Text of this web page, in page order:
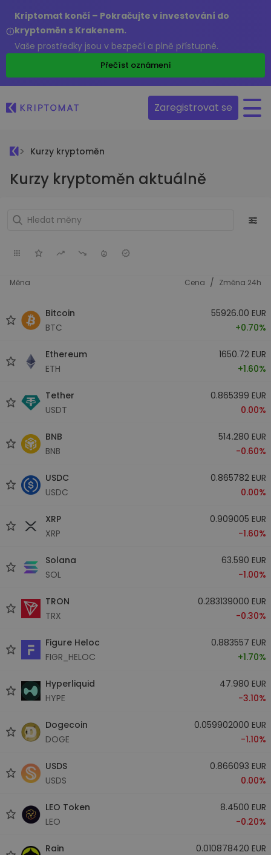
Kriptomat končí – Pokračujte v investování do
kryptoměn s Krakenem.
Vaše prostředky jsou v bezpečí a plně přístupné.
Přečíst oznámení
Zaregistrovat se
Kurzy kryptoměn
Kurzy kryptoměn aktuálně
Měna Cena / Změna 24h
Bitcoin
BTC
55926.00 EUR
+0.70%
Ethereum
ETH
1650.72 EUR
+1.60%
Tether
USDT
0.865399 EUR
0.00%
BNB
BNB
514.280 EUR
-0.60%
USDC
USDC
0.865782 EUR
0.00%
XRP
XRP
0.909005 EUR
-1.60%
Solana
SOL
63.590 EUR
-1.00%
TRON
TRX
0.283139000 EUR
-0.30%
Figure Heloc
FIGR_HELOC
0.883557 EUR
+1.70%
Hyperliquid
HYPE
47.980 EUR
-3.10%
Dogecoin
DOGE
0.059902000 EUR
-1.10%
USDS
USDS
0.866093 EUR
0.00%
LEO Token
LEO
8.4500 EUR
-0.20%
Rain
0.010878420 EUR